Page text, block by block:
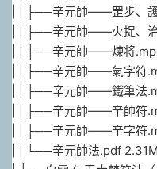
| | ├──辛元帥——罡步、
| | ├──辛元帥——火捉、
| | ├──辛元帥——煉将
| | ├──辛元帥——氣字符
| | ├──辛元帥——鐵筆法
| | ├──辛元帥——辛帥符
| | ├──辛元帥——辛字符
| | └──辛元帥法.pdf 2.31M